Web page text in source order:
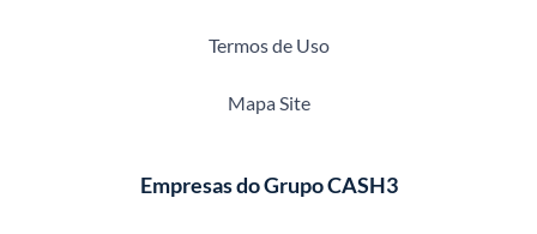
Termos de Uso
Mapa Site
Empresas do Grupo CASH3